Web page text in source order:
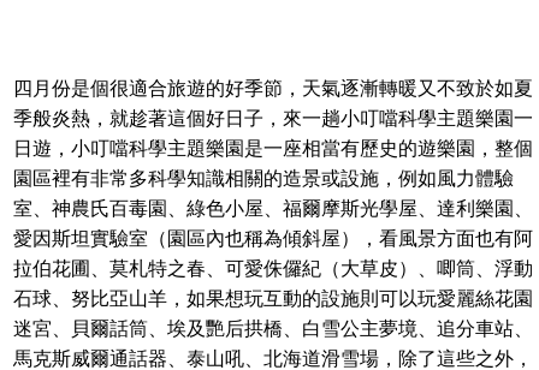
四月份是個很適合旅遊的好季節，天氣逐漸轉暖又不致於如夏
季般炎熱，就趁著這個好日子，來一趟小叮噹科學主題樂園一
日遊，小叮噹科學主題樂園是一座相當有歷史的遊樂園，整個
園區裡有非常多科學知識相關的造景或設施，例如風力體驗
室、神農氏百毒園、綠色小屋、福爾摩斯光學屋、達利樂園、
愛因斯坦實驗室（園區內也稱為傾斜屋），看風景方面也有阿
拉伯花圃、莫札特之春、可愛侏儸紀（大草皮）、唧筒、浮動
石球、努比亞山羊，如果想玩互動的設施則可以玩愛麗絲花園
迷宮、貝爾話筒、埃及艷后拱橋、白雪公主夢境、追分車站、
馬克斯威爾通話器、泰山吼、北海道滑雪場，除了這些之外，